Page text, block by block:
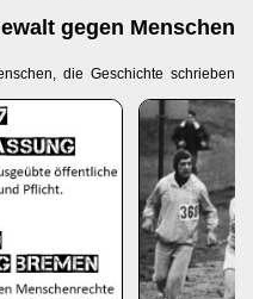
gegen Menschen
die Geschichte schrieben